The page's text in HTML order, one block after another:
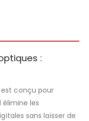
:
est conçu pour
élimine les
sans laisser de